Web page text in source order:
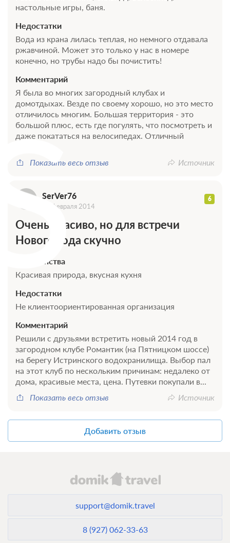
настольные игры, баня.
Недостатки
Вода из крана лилась теплая, но немного отдавала
ржавчиной. Может это только у нас в номере
конечно, но трубы надо бы почистить!
Комментарий
Я была во многих загородный клубах и
домотдыхах. Везде по своему хорошо, но это место
отличилось многим. Большая территория - это
большой плюс, есть где погулять, что посмотреть и
даже покататься на велосипедах. Отличный
Показать весь отзыв
Источник
SerVer76 6
05 февраля 2014
Очень красиво, но для встречи
Нового года скучно
Достоинства
Красивая природа, вкусная кухня
Недостатки
Не клиентоориентированная организация
Комментарий
Решили с друзьями встретить новый 2014 год в
загородном клубе Романтик (на Пятницком шоссе)
на берегу Истринского водохранилища. Выбор пал
на этот клуб по нескольким причинам: недалеко от
дома, красивые места, цена. Путевки покупали в...
Показать весь отзыв
Источник
Добавить отзыв
support@domik.travel
8 (927) 062-33-63